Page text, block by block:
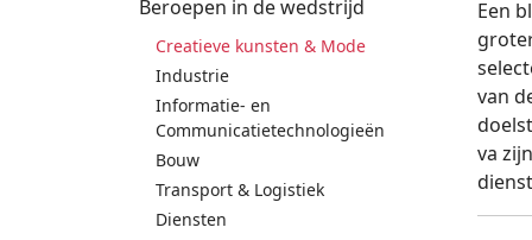
Beroepen in de wedstrijd
Creatieve kunsten & Mode
Industrie
Informatie- en
Communicatietechnologieën
Bouw
Transport & Logistiek
Diensten
Een
van
va